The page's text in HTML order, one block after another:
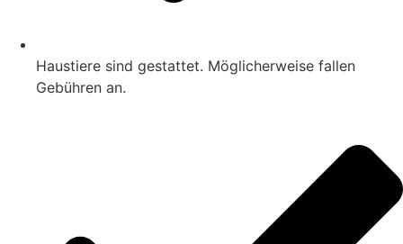
Haustiere sind gestattet. Möglicherweise fallen
Gebühren an.